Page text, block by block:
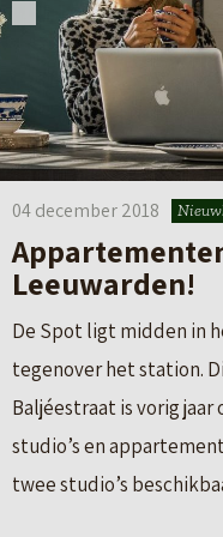
04 december 2018
Leeuwarden!
De Spot ligt midden in
tegenover het station.
Baljéestraat is vorig
studio’s en
twee studio’s